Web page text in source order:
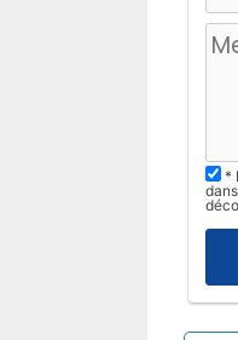
u
z
l
a
s
*